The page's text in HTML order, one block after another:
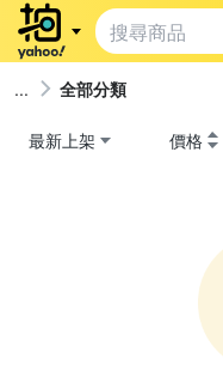
全部分類
最新上架 價格